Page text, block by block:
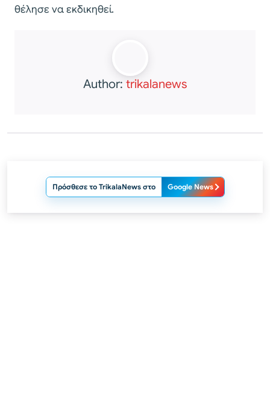
θέλησε να εκδικηθεί.
Author: trikalanews
Πρόσθεσε το TrikalaNews στο Google News